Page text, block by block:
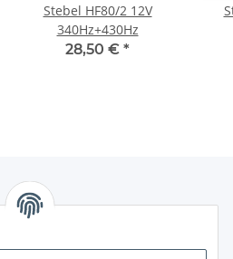
Stebel HF80/2 12V
340Hz+430Hz
28,50 € *